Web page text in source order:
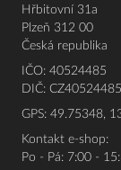
Hřbitovní 31a
Plzeň 312 00
Česká republika
IČO: 40524485
DIČ: CZ40524485
GPS: 49.75348,
Kontakt e-shop:
Po - Pá: 7:00 -